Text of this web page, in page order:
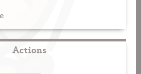
Actions